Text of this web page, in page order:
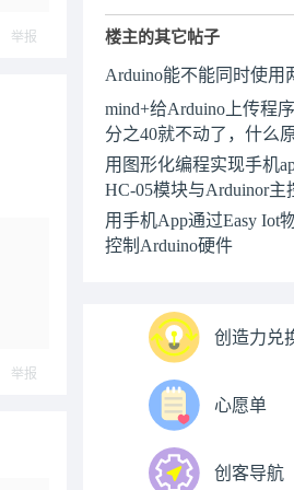
举报
举报
楼主的其它帖子
Arduino能不能同时使用
mind+给Arduino上传程
分之40就不动了，什么
用图形化编程实现手机
HC-05模块与Arduinor主
用手机App通过Easy Iot
控制Arduino硬件
创造力兑
心愿单
创客导航